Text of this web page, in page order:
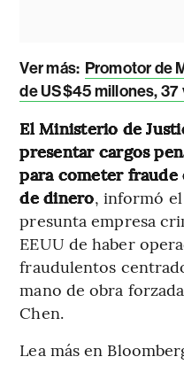
Ver más: Promotor de
de US$45 millones,
El Ministerio de
presentar cargos
para cometer
de dinero, informó el
presunta empresa
EEUU de haber
fraudulentos
mano de obra
Chen.
Lea más en